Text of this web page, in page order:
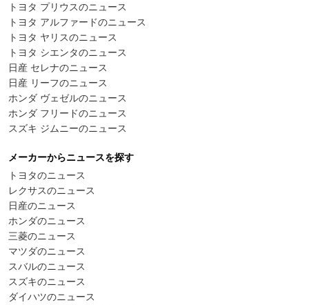
トヨタ プリウスのニュース
トヨタ アルファードのニュース
トヨタ ヤリスのニュース
トヨタ シエンタのニュース
日産 セレナのニュース
日産 リーフのニュース
ホンダ ヴェゼルのニュース
ホンダ フリードのニュース
スズキ ジムニーのニュース
メーカーからニュースを探す
トヨタのニュース
レクサスのニュース
日産のニュース
ホンダのニュース
三菱のニュース
マツダのニュース
スバルのニュース
スズキのニュース
ダイハツのニュース